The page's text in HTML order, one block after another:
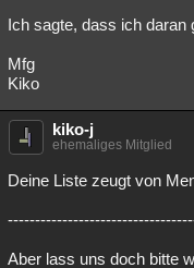
Ich sagte, dass ich daran
Mfg
Kiko
kiko-j
ehemaliges Mitglied
Deine Liste zeugt von
Aber lass uns doch bitte